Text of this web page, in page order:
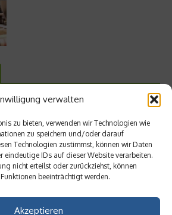
verwalten
zu bieten, verwenden wir Technologien wie
zu speichern und/oder darauf
Technologien zustimmst, können wir Daten
eindeutige IDs auf dieser Website verarbeiten.
nicht erteilst oder zurückziehst, können
beeinträchtigt werden.
Akzeptieren
Leitfaden zur Eröffnung eines
Hilton Worldwide: Eine Ikone der globalen
Hotellerie im Wandel der Zeit